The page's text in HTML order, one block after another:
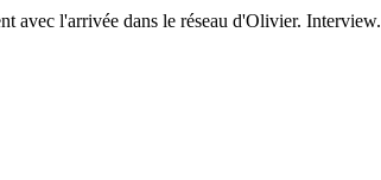
avec l'arrivée dans le réseau d'Olivier. Interview.